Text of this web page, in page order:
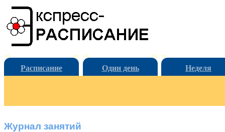
Расписание Один день Неделя
Журнал занятий